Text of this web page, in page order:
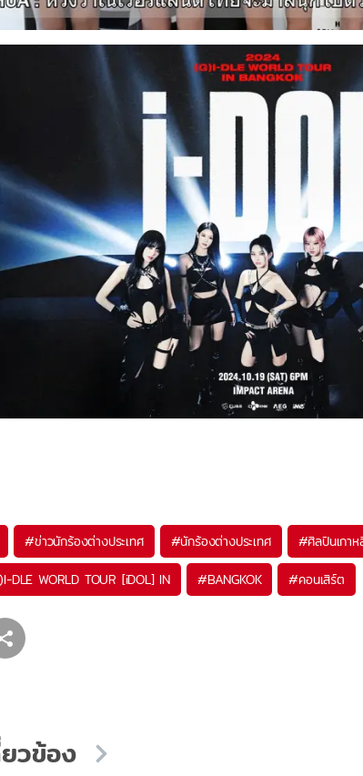
#ข่าวนักร้องต่างประเทศ #นักร้องต่างประเทศ #ศิลปินเกา
DLE WORLD TOUR [iDOL] IN #BANGKOK #คอนเสิร์ต
วข้อง